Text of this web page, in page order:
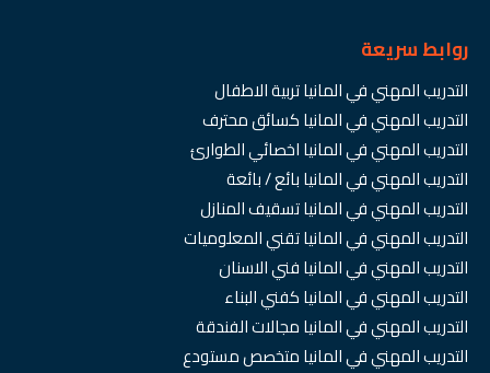
روابط سريعة
التدريب المهني في المانيا تربية الاطفال
التدريب المهني في المانيا كسائق محترف
التدريب المهني في المانيا اخصائي الطوارئ
التدريب المهني في المانيا بائع / بائعة
التدريب المهني في المانيا تسقيف المنازل
التدريب المهني في المانيا تقني المعلوميات
التدريب المهني في المانيا فني الاسنان
التدريب المهني في المانيا كفني البناء
التدريب المهني في المانيا مجالات الفندقة
التدريب المهني في المانيا متخصص مستودع